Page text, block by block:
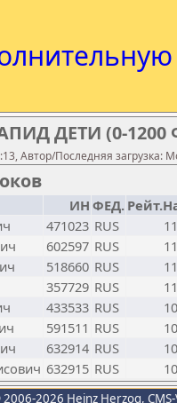
ДЕТИ (0-
Автор/Последняя загрузка:
ИН ФЕД.
471023 RUS
602597 RUS
518660 RUS
357729 RUS
433533 RUS
591511 RUS
632914 RUS
632915 RUS
2026 Heinz Herzog,